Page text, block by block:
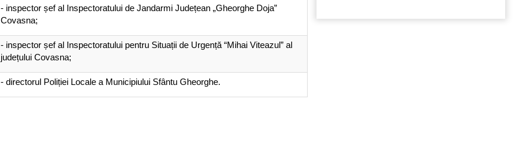
- inspector șef al Inspectoratului de Jandarmi Județean „Gheorghe Doja”
Covasna;
- inspector șef al Inspectoratului pentru Situații de Urgență “Mihai Viteazul” al
județului Covasna;
- directorul Poliției Locale a Municipiului Sfântu Gheorghe.